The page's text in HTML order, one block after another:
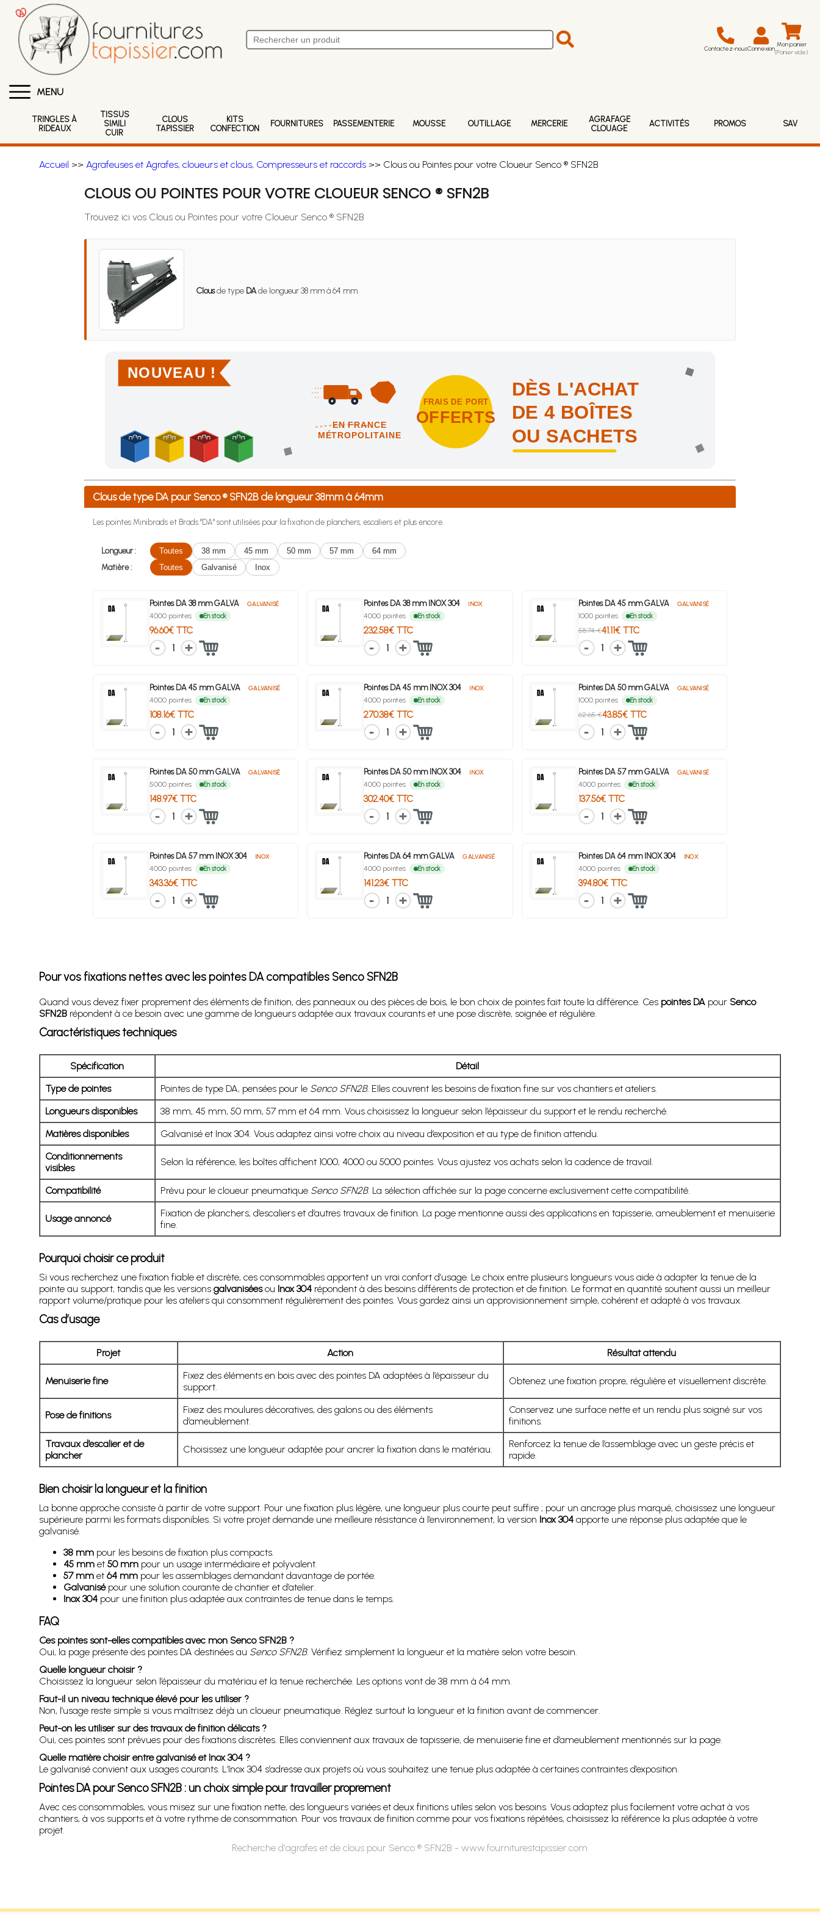
Contactez-nousConnexion Mon panier
(Panier vide)
MENU
TRINGLES À
RIDEAUX
TISSUS
SIMILI
CUIR
CLOUS
TAPISSIER
KITS
CONFECTION
FOURNITURES PASSEMENTERIE MOUSSE OUTILLAGE MERCERIE
AGRAFAGE
CLOUAGE
ACTIVITÉS PROMOS SAV
Accueil >> Agrafeuses et Agrafes, cloueurs et clous, Compresseurs et raccords>> Clous ou Pointes pour votre Cloueur Senco ® SFN2B
CLOUS OU POINTES POUR VOTRE CLOUEUR SENCO ® SFN2B
Trouvez ici vos Clous ou Pointes pour votre Cloueur Senco ® SFN2B
Clousde type DAde longueur 38 mm à 64 mm.
NOUVEAU !
EN FRANCE
MÉTROPOLITAINE
FRAIS DE PORT
OFFERTS
DÈS L'ACHAT
DE 4 BOÎTES
OU SACHETS
Achetez 4 sachets ou boîtes d'agrafes ou de pointes et nous vous offrons les frais de port en France métropolitaine !
Clous de type DA pour Senco ® SFN2B de longueur 38mm à 64mm
Les pointes Minibrads et Brads "DA" sont utilisées pour la fixation de planchers, escaliers et plus encore.
Longueur : Toutes 38 mm 45 mm 50 mm 57 mm
64 mm
Matière :
Toutes Galvanisé Inox
Pointes DA 38 mm GALVA GALVANISÉ
4000 pointes En stock
96.60€ TTC
1
Pointes DA 38 mm INOX 304 INOX
4000 pointes En stock
232.58€ TTC
1
Pointes DA 45 mm GALVA GALVANISÉ
1000 pointes En stock
58.74 €41.11€ TTC
1
Pointes DA 45 mm GALVA GALVANISÉ
4000 pointes En stock
108.16€ TTC
1
Pointes DA 45 mm INOX 304 INOX
4000 pointes En stock
270.38€ TTC
1
Pointes DA 50 mm GALVA GALVANISÉ
1000 pointes En stock
62.65 €43.85€ TTC
1
Pointes DA 50 mm GALVA GALVANISÉ
5000 pointes En stock
148.97€ TTC
1
Pointes DA 50 mm INOX 304 INOX
4000 pointes En stock
302.40€ TTC
1
Pointes DA 57 mm GALVA GALVANISÉ
4000 pointes En stock
137.56€ TTC
1
Pointes DA 57 mm INOX 304 INOX
4000 pointes En stock
343.36€ TTC
1
Pointes DA 64 mm GALVA GALVANISÉ
4000 pointes En stock
141.23€ TTC
1
Pointes DA 64 mm INOX 304 INOX
4000 pointes En stock
394.80€ TTC
1
Pour vos fixations nettes avec les pointes DAcompatibles Senco SFN2B
Quand vous devez fixer proprement des éléments de finition, des panneaux ou des pièces de bois, le bon choix de pointes fait toute la différence. Ces pointes DApour Senco
SFN2Brépondent à ce besoin avec une gamme de longueurs adaptée aux travaux courants et une pose discrète, soignée et régulière.
Caractéristiques techniques
Spécification
Détail
Type de pointes
Pointes de type DA, pensées pour le Senco SFN2B. Elles couvrent les besoins de fixation fine sur vos chantiers et ateliers.
Longueurs disponibles
38 mm, 45 mm, 50 mm, 57 mm et 64 mm. Vous choisissez la longueur selon l’épaisseur du support et le rendu recherché.
Matières disponibles
Galvanisé et Inox 304. Vous adaptez ainsi votre choix au niveau d’exposition et au type de finition attendu.
Conditionnements
visibles
Selon la référence, les boîtes affichent 1000, 4000 ou 5000 pointes. Vous ajustez vos achats selon la cadence de travail.
Compatibilité Prévu pour le cloueur pneumatique Senco SFN2B. La sélection affichée sur la page concerne exclusivement cette compatibilité.
Usage annoncé
Fixation de planchers, d’escaliers et d’autres travaux de finition. La page mentionne aussi des applications en tapisserie, ameublement et menuiserie
fine.
Pourquoi choisir ce produit
Si vous recherchez une fixation fiable et discrète, ces consommables apportent un vrai confort d’usage. Le choix entre plusieurs longueurs vous aide à adapter la tenue de la
pointe au support, tandis que les versions galvaniséesou Inox 304répondent à des besoins différents de protection et de finition. Le format en quantité soutient aussi un meilleur
rapport volume/pratique pour les ateliers qui consomment régulièrement des pointes. Vous gardez ainsi un approvisionnement simple, cohérent et adapté à vos travaux.
Cas d’usage
Projet Action Résultat attendu
Menuiserie fine
Fixez des éléments en bois avec des pointes DA adaptées à l’épaisseur du
support.
Obtenez une fixation propre, régulière et visuellement discrète.
Pose de finitions
Fixez des moulures décoratives, des galons ou des éléments
d’ameublement.
Conservez une surface nette et un rendu plus soigné sur vos
finitions.
Travaux d’escalier et de
plancher
Choisissez une longueur adaptée pour ancrer la fixation dans le matériau.
Renforcez la tenue de l’assemblage avec un geste précis et
rapide.
Bien choisir la longueur et la finition
La bonne approche consiste à partir de votre support. Pour une fixation plus légère, une longueur plus courte peut suffire ; pour un ancrage plus marqué, choisissez une longueur
supérieure parmi les formats disponibles. Si votre projet demande une meilleure résistance à l’environnement, la version Inox 304apporte une réponse plus adaptée que le
galvanisé.
38 mmpour les besoins de fixation plus compacts.
45 mmet 50 mmpour un usage intermédiaire et polyvalent.
57 mmet 64 mmpour les assemblages demandant davantage de portée.
Galvanisépour une solution courante de chantier et d’atelier.
Inox 304pour une finition plus adaptée aux contraintes de tenue dans le temps.
FAQ
Ces pointes sont-elles compatibles avec mon Senco SFN2B ?
Oui, la page présente des pointes DA destinées au Senco SFN2B. Vérifiez simplement la longueur et la matière selon votre besoin.
Quelle longueur choisir ?
Choisissez la longueur selon l’épaisseur du matériau et la tenue recherchée. Les options vont de 38 mm à 64 mm.
Faut-il un niveau technique élevé pour les utiliser ?
Non, l’usage reste simple si vous maîtrisez déjà un cloueur pneumatique. Réglez surtout la longueur et la finition avant de commencer.
Peut-on les utiliser sur des travaux de finition délicats ?
Oui, ces pointes sont prévues pour des fixations discrètes. Elles conviennent aux travaux de tapisserie, de menuiserie fine et d’ameublement mentionnés sur la page.
Quelle matière choisir entre galvanisé et Inox 304 ?
Le galvanisé convient aux usages courants. L’Inox 304 s’adresse aux projets où vous souhaitez une tenue plus adaptée à certaines contraintes d’exposition.
Pointes DA pour Senco SFN2B : un choix simple pour travailler proprement
Avec ces consommables, vous misez sur une fixation nette, des longueurs variées et deux finitions utiles selon vos besoins. Vous adaptez plus facilement votre achat à vos
chantiers, à vos supports et à votre rythme de consommation. Pour vos travaux de finition comme pour vos fixations répétées, choisissez la référence la plus adaptée à votre
projet.
Recherche d'agrafes et de clous pour Senco ® SFN2B - www.fourniturestapissier.com